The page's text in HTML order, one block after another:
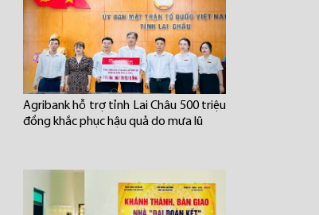
Agribank hỗ trợ tỉnh Lai Châu 500 triệu
đồng khắc phục hậu quả do mưa lũ